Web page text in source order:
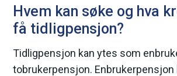
k
k
o
Hvem kan søke og hva
få tidligpensjon?
Tidligpensjon kan ytes som
tobrukerpensjon. Enbrukerpensjon